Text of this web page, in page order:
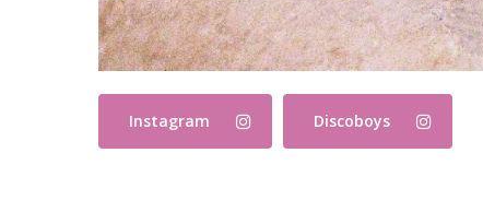
Instagram Discoboys